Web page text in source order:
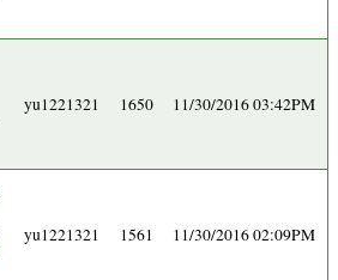
yu1221321 1650 11/30/2016 03:42PM
yu1221321 1561 11/30/2016 02:09PM